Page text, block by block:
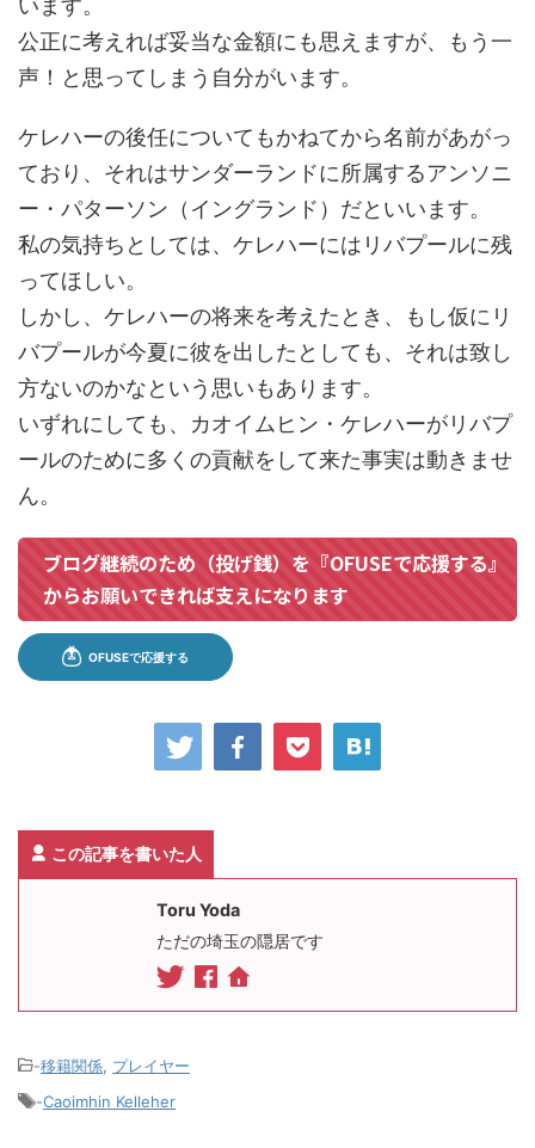
公正に考えれば妥当な金額にも思えますが、もう一
声！と思ってしまう自分がいます。
ケレハーの後任についてもかねてから名前があがっ
ており、それはサンダーランドに所属するアンソニ
ー・パターソン（イングランド）だといいます。
私の気持ちとしては、ケレハーにはリバプールに残
ってほしい。
しかし、ケレハーの将来を考えたとき、もし仮にリ
バプールが今夏に彼を出したとしても、それは致し
方ないのかなという思いもあります。
いずれにしても、カオイムヒン・ケレハーがリバプ
ールのために多くの貢献をして来た事実は動きませ
ん。
ブログ継続のため（投げ銭）を『OFUSEで応援する』
からお願いできれば支えになります
この記事を書いた人
Toru Yoda
ただの埼玉の隠居です
-移籍関係 プレイヤー
-Caoimhin Kelleher